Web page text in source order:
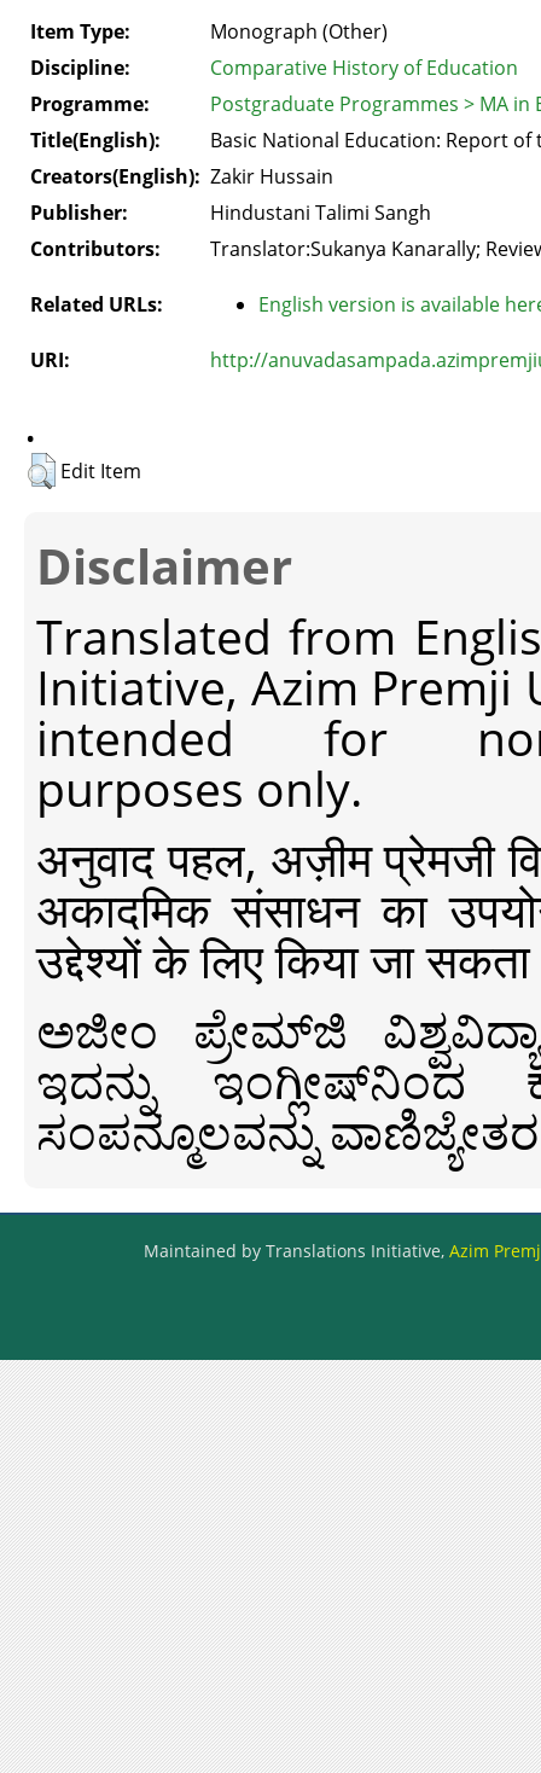
Item Type:
Monograph (Other)
Discipline:
Comparative History of Education
Programme:
Postgraduate Programmes > MA in
Title(English):
Basic National Education: Report
Creators(English): Zakir Hussain
Publisher:
Hindustani Talimi Sangh
Contributors:
Translator:Sukanya Kanarally;
Related URLs: English version is available
URI: http://
.
Edit Item
Disclaimer
Translated from
Initiative, Azim Premji
intended for non-
purposes only.
अनुवाद पहल, अज़ीम प्रेमजी
अकादमिक संसाधन का
उद्देश्यों के लिए किया जा
ಅಜೀಂ ಪ್ರೇಮ್‍ಜಿ
ಇದನ್ನು ಇಂಗ್ಲೀಷ್‍ನಿಂದ
ಸಂಪನ್ಮೂಲವನ್ನು
Maintained by Translations Initiative, Azim